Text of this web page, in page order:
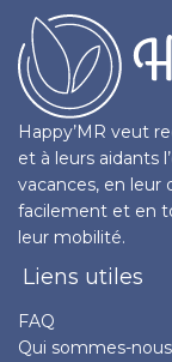
Happy’MR veut
et à leurs aidants
vacances, en leur
facilement et en
leur mobilité.
Liens utiles
FAQ
Qui sommes-